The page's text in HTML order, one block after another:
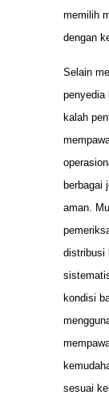
memilih
dengan
Selain
penyedia
kalah
berbagai
aman.
distribusi
kondisi
sesuai